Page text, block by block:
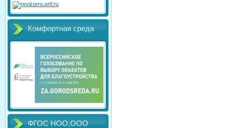
Комфортная среда
ФГОС НОО,ООО